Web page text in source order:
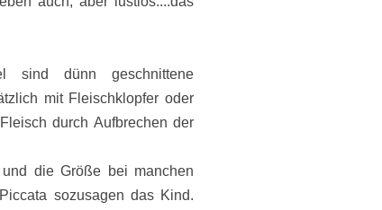
sind dünn geschnittene
mit Fleischklopfer oder
durch Aufbrechen der
die Größe bei manchen
sozusagen das Kind.